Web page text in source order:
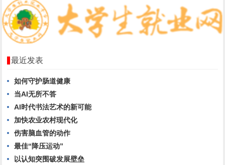
最近发表
如何守护肠道健康
当AI无所不答
AI时代书法艺术的新可能
加快农业农村现代化
伤害脑血管的动作
最佳“降压运动”
以认知突围破发展壁垒